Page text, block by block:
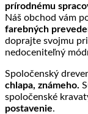
prírodnému
Náš obchod vám
farebných
doprajte svojmu
nedoceniteľný
Spoločenský
chlapa, známeho.
spoločenské
postavenie.